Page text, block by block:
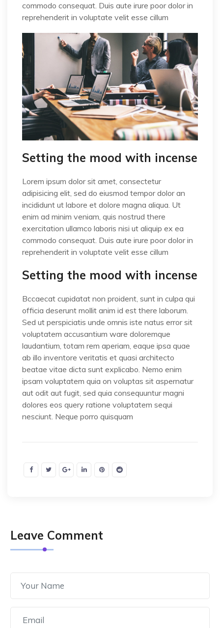
commodo consequat. Duis aute irure poor dolor in
reprehenderit in voluptate velit esse cillum
Setting the mood with incense
Lorem ipsum dolor sit amet, consectetur
adipisicing elit, sed do eiusmod tempor dolor an
incididunt ut labore et dolore magna aliqua. Ut
enim ad minim veniam, quis nostrud there
exercitation ullamco laboris nisi ut aliquip ex ea
commodo consequat. Duis aute irure poor dolor in
reprehenderit in voluptate velit esse cillum
Setting the mood with incense
Bccaecat cupidatat non proident, sunt in culpa qui
officia deserunt mollit anim id est there laborum.
Sed ut perspiciatis unde omnis iste natus error sit
voluptatem accusantium ware doloremque
laudantium, totam rem aperiam, eaque ipsa quae
ab illo inventore veritatis et quasi architecto
beatae vitae dicta sunt explicabo. Nemo enim
ipsam voluptatem quia on voluptas sit aspernatur
aut odit aut fugit, sed quia consequuntur magni
dolores eos query ratione voluptatem sequi
nesciunt. Neque porro quisquam
Leave Comment